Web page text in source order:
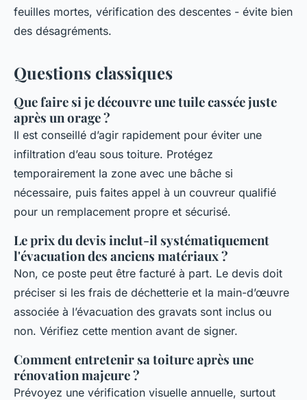
feuilles mortes, vérification des descentes - évite bien
des désagréments.
Questions classiques
Que faire si je découvre une tuile cassée juste
après un orage ?
Il est conseillé d’agir rapidement pour éviter une
infiltration d’eau sous toiture. Protégez
temporairement la zone avec une bâche si
nécessaire, puis faites appel à un couvreur qualifié
pour un remplacement propre et sécurisé.
Le prix du devis inclut-il systématiquement
l'évacuation des anciens matériaux ?
Non, ce poste peut être facturé à part. Le devis doit
préciser si les frais de déchetterie et la main-d’œuvre
associée à l’évacuation des gravats sont inclus ou
non. Vérifiez cette mention avant de signer.
Comment entretenir sa toiture après une
rénovation majeure ?
Prévoyez une vérification visuelle annuelle, surtout